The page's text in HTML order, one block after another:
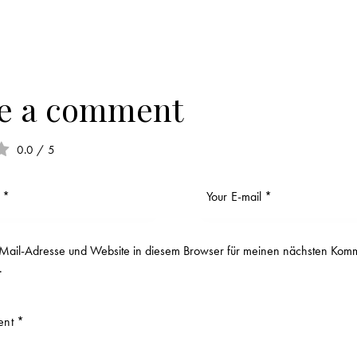
a comment
0.0 / 5
Adresse und Website in diesem Browser für meinen nächsten